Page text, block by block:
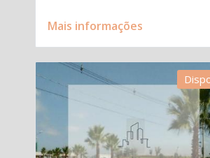
Mais informações